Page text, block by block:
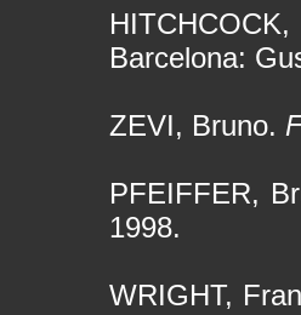
Barcelona:
ZEVI, Bruno.
PFEIFFER,
1998.
WRIGHT,